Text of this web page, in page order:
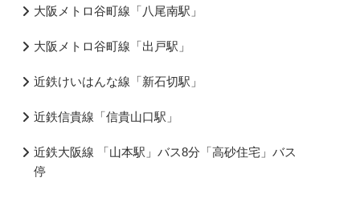
大阪メトロ谷町線「八尾南駅」
大阪メトロ谷町線「出戸駅」
近鉄けいはんな線「新石切駅」
近鉄信貴線「信貴山口駅」
近鉄大阪線 「山本駅」バス8分「高砂住宅」バス
停